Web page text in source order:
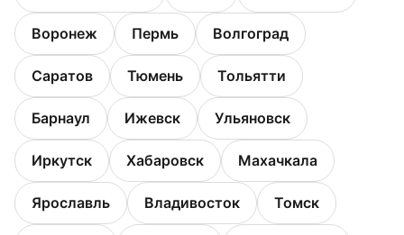
Воронеж Пермь Волгоград
Саратов Тюмень Тольятти
Барнаул Ижевск Ульяновск
Иркутск Хабаровск Махачкала
Ярославль Владивосток Томск